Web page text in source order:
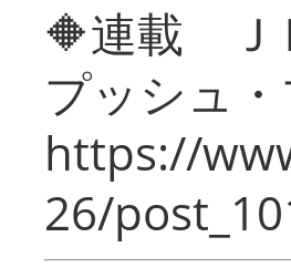
🔶連載 Ｊ
プッシュ
https://
26/